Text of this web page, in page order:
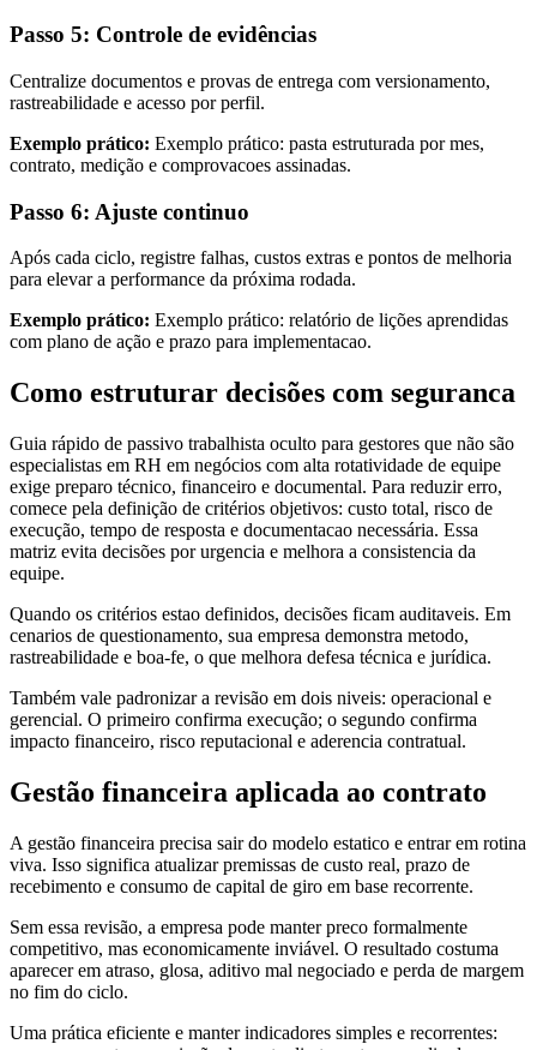
Passo 5: Controle de evidências
Centralize documentos e provas de entrega com versionamento,
rastreabilidade e acesso por perfil.
Exemplo prático: Exemplo prático: pasta estruturada por mes,
contrato, medição e comprovacoes assinadas.
Passo 6: Ajuste continuo
Após cada ciclo, registre falhas, custos extras e pontos de melhoria
para elevar a performance da próxima rodada.
Exemplo prático: Exemplo prático: relatório de lições aprendidas
com plano de ação e prazo para implementacao.
Como estruturar decisões com seguranca
Guia rápido de passivo trabalhista oculto para gestores que não são
especialistas em RH em negócios com alta rotatividade de equipe
exige preparo técnico, financeiro e documental. Para reduzir erro,
comece pela definição de critérios objetivos: custo total, risco de
execução, tempo de resposta e documentacao necessária. Essa
matriz evita decisões por urgencia e melhora a consistencia da
equipe.
Quando os critérios estao definidos, decisões ficam auditaveis. Em
cenarios de questionamento, sua empresa demonstra metodo,
rastreabilidade e boa-fe, o que melhora defesa técnica e jurídica.
Também vale padronizar a revisão em dois niveis: operacional e
gerencial. O primeiro confirma execução; o segundo confirma
impacto financeiro, risco reputacional e aderencia contratual.
Gestão financeira aplicada ao contrato
A gestão financeira precisa sair do modelo estatico e entrar em rotina
viva. Isso significa atualizar premissas de custo real, prazo de
recebimento e consumo de capital de giro em base recorrente.
Sem essa revisão, a empresa pode manter preco formalmente
competitivo, mas economicamente inviável. O resultado costuma
aparecer em atraso, glosa, aditivo mal negociado e perda de margem
no fim do ciclo.
Uma prática eficiente e manter indicadores simples e recorrentes: